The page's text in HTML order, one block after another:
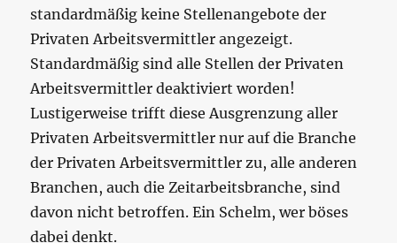
standardmäßig keine Stellenangebote der
Privaten Arbeitsvermittler angezeigt.
Standardmäßig sind alle Stellen der Privaten
Arbeitsvermittler deaktiviert worden!
Lustigerweise trifft diese Ausgrenzung aller
Privaten Arbeitsvermittler nur auf die Branche
der Privaten Arbeitsvermittler zu, alle anderen
Branchen, auch die Zeitarbeitsbranche, sind
davon nicht betroffen. Ein Schelm, wer böses
dabei denkt.